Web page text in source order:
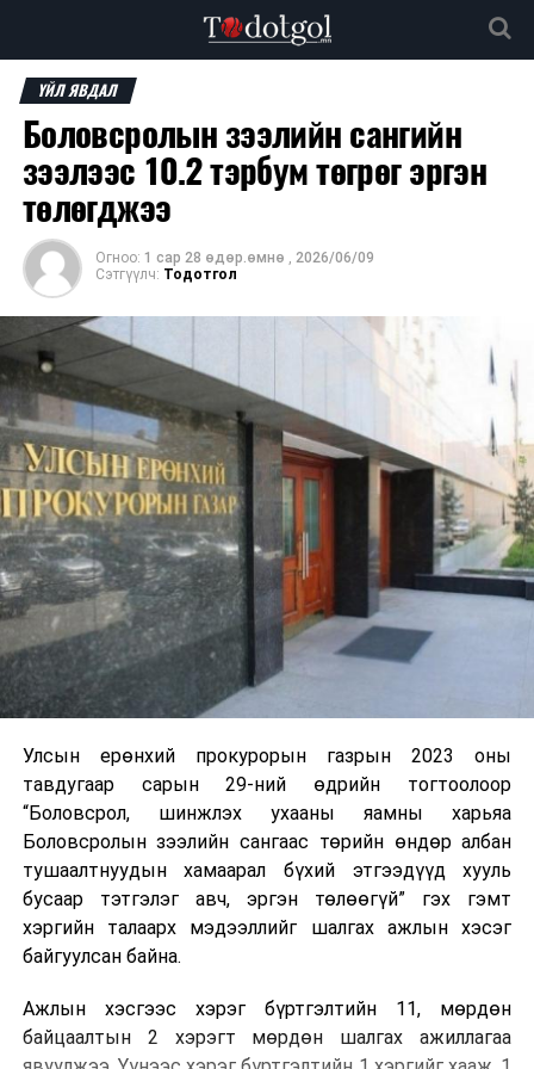
ҮЙЛ ЯВДАЛ
Боловсролын зээлийн сангийн
зээлээс 10.2 тэрбум төгрөг эргэн
төлөгджээ
Огноо: 1 сар 28 өдөр.өмнө , 2026/06/09
Сэтгүүлч: Тодотгол
Улсын ерөнхий прокурорын газрын 2023 оны
тавдугаар сарын 29-ний өдрийн тогтоолоор
“Боловсрол, шинжлэх ухааны яамны харьяа
Боловсролын зээлийн сангаас төрийн өндөр албан
тушаалтнуудын хамаарал бүхий этгээдүүд хууль
бусаар тэтгэлэг авч, эргэн төлөөгүй” гэх гэмт
хэргийн талаарх мэдээллийг шалгах ажлын хэсэг
байгуулсан байна.
Ажлын хэсгээс хэрэг бүртгэлтийн 11, мөрдөн
байцаалтын 2 хэрэгт мөрдөн шалгах ажиллагаа